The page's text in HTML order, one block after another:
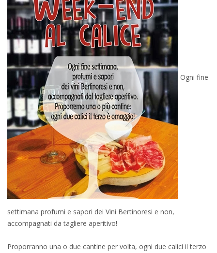
Ogni fine
settimana profumi e sapori dei Vini Bertinoresi e non,
accompagnati da tagliere aperitivo!
Proporranno una o due cantine per volta, ogni due calici il terzo